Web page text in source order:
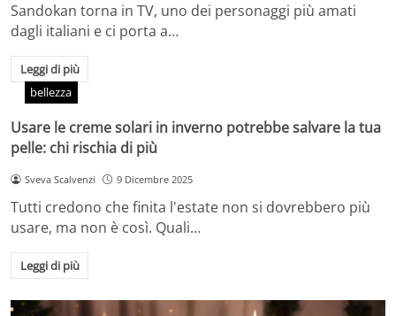
Sandokan torna in TV, uno dei personaggi più amati
dagli italiani e ci porta a…
Leggi di più
bellezza
Usare le creme solari in inverno potrebbe salvare la tua
pelle: chi rischia di più
Sveva Scalvenzi 9 Dicembre 2025
Tutti credono che finita l'estate non si dovrebbero più
usare, ma non è così. Quali…
Leggi di più